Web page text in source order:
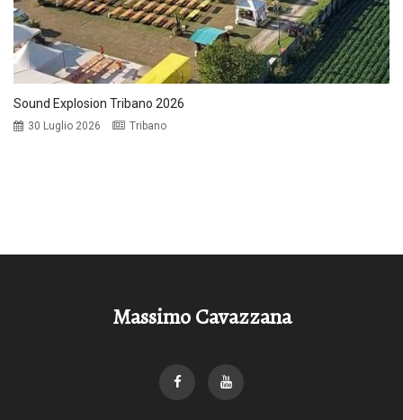
Sound Explosion Tribano 2026
30 Luglio 2026 Tribano
Massimo Cavazzana